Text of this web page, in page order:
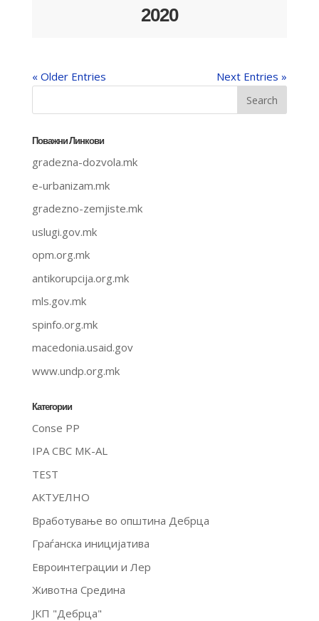
2020
« Older Entries Next Entries »
Поважни Линкови
gradezna-dozvola.mk
e-urbanizam.mk
gradezno-zemjiste.mk
uslugi.gov.mk
opm.org.mk
antikorupcija.org.mk
mls.gov.mk
spinfo.org.mk
macedonia.usaid.gov
www.undp.org.mk
Категории
Conse PP
IPA CBC MK-AL
TEST
АКТУЕЛНО
Вработување во општина Дебрца
Граѓанска иницијатива
Евроинтеграции и Лер
Животна Средина
ЈКП "Дебрца"